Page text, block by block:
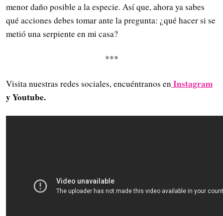
menor daño posible a la especie. Así que, ahora ya sabes
qué acciones debes tomar ante la pregunta: ¿qué hacer si se
metió una serpiente en mi casa?
***
Visita nuestras redes sociales, encuéntranos enInstagram
y Youtube.